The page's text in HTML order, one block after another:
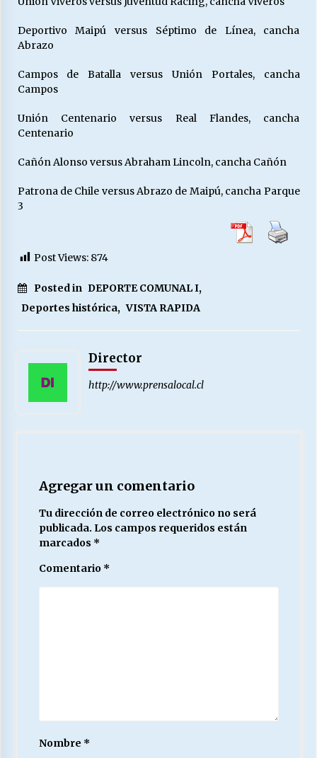
Deportivo Maipú versus Séptimo de Línea, cancha
Abrazo
Campos de Batalla versus Unión Portales, cancha
Campos
Unión Centenario versus Real Flandes, cancha
Centenario
Cañón Alonso versus Abraham Lincoln, cancha Cañón
Patrona de Chile versus Abrazo de Maipú, cancha Parque
3
Post Views: 874
Posted in DEPORTE COMUNAL I,
Deportes histórica, VISTA RAPIDA
Director
http://www.prensalocal.cl
Agregar un comentario
Tu dirección de correo electrónico no será
publicada. Los campos requeridos están
marcados *
Comentario *
Nombre *